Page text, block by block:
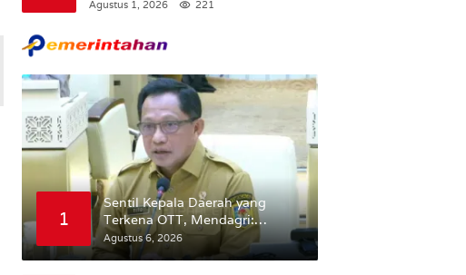
Putih Di Maluku.
Agustus 1, 2026 221
1
Sentil Kepala Daerah yang
Terkena OTT, Mendagri:
Mereka Bukan Anak Kemarin
Sore
Agustus 6, 2026